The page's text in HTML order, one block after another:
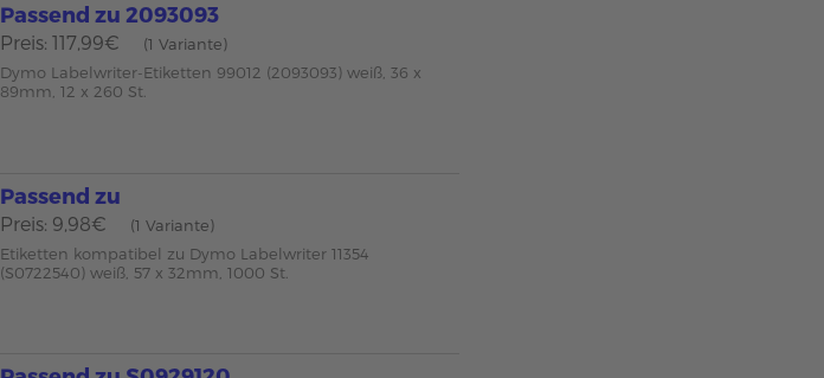
Passend zu 2093093
Preis: 117,99€
(1 Variante)
Dymo Labelwriter-Etiketten 99012 (2093093) weiß, 36 x
89mm, 12 x 260 St.
Passend zu
Preis: 9,98€
(1 Variante)
Etiketten kompatibel zu Dymo Labelwriter 11354
(S0722540) weiß, 57 x 32mm, 1000 St.